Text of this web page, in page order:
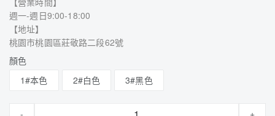
週一-週日9:00-18:00
【地址】
桃園市桃園區莊敬路二段62號
顏色
1#本色
2#白色 3#黑色
- +